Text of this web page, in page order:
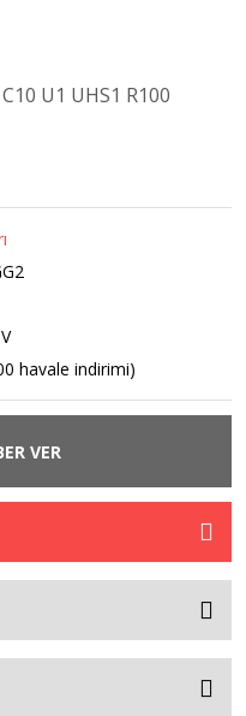
U1 UHS1 R100
havale indirimi)
VER